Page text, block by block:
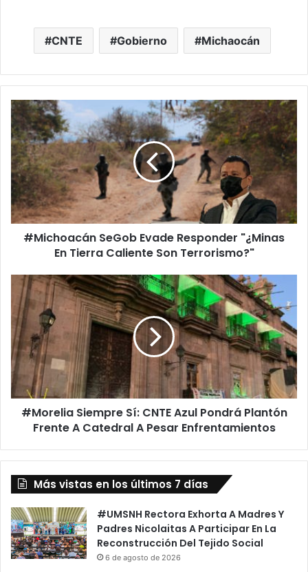
CNTE Gobierno Michaocán
#Michoacán
SeGob
Evade
Responder
"¿Minas
En
Tierra
Caliente
Son
Terrorismo?"
#Michoacán SeGob Evade Responder "¿Minas
En Tierra Caliente Son Terrorismo?"
#Morelia
Siempre
Sí:
CNTE
Azul
Pondrá
Plantón
Frente
A
Catedral
Enfrentamientos
#Morelia Siempre Sí: CNTE Azul Pondrá Plantón
Frente A Catedral A Pesar Enfrentamientos
Más vistas en los últimos 7 días
#UMSNH Rectora Exhorta A Madres Y
Padres Nicolaitas A Participar En La
Reconstrucción Del Tejido Social
6 de agosto de 2026